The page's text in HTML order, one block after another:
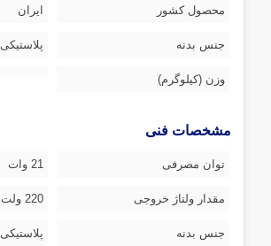
محصول کشور ایران
جنس بدنه پلاستیکی
وزن (کیلوگرم)
مشخصات فنی
توان مصرفی 21 وات
مقدار ولتاژ خروجی 220 ولت
جنس بدنه پلاستیکی